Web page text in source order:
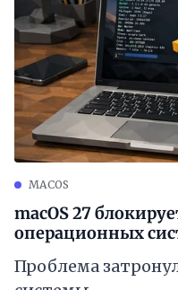
MACOS
macOS 27
операционных
Проблема